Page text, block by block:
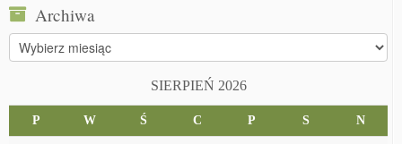
Archiwa
Archiwa
SIERPIEŃ 2026
P W Ś C P S N